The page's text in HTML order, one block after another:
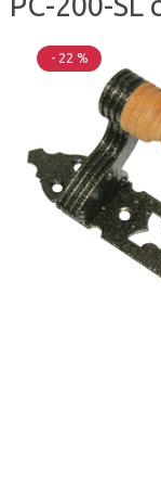
- 22 %